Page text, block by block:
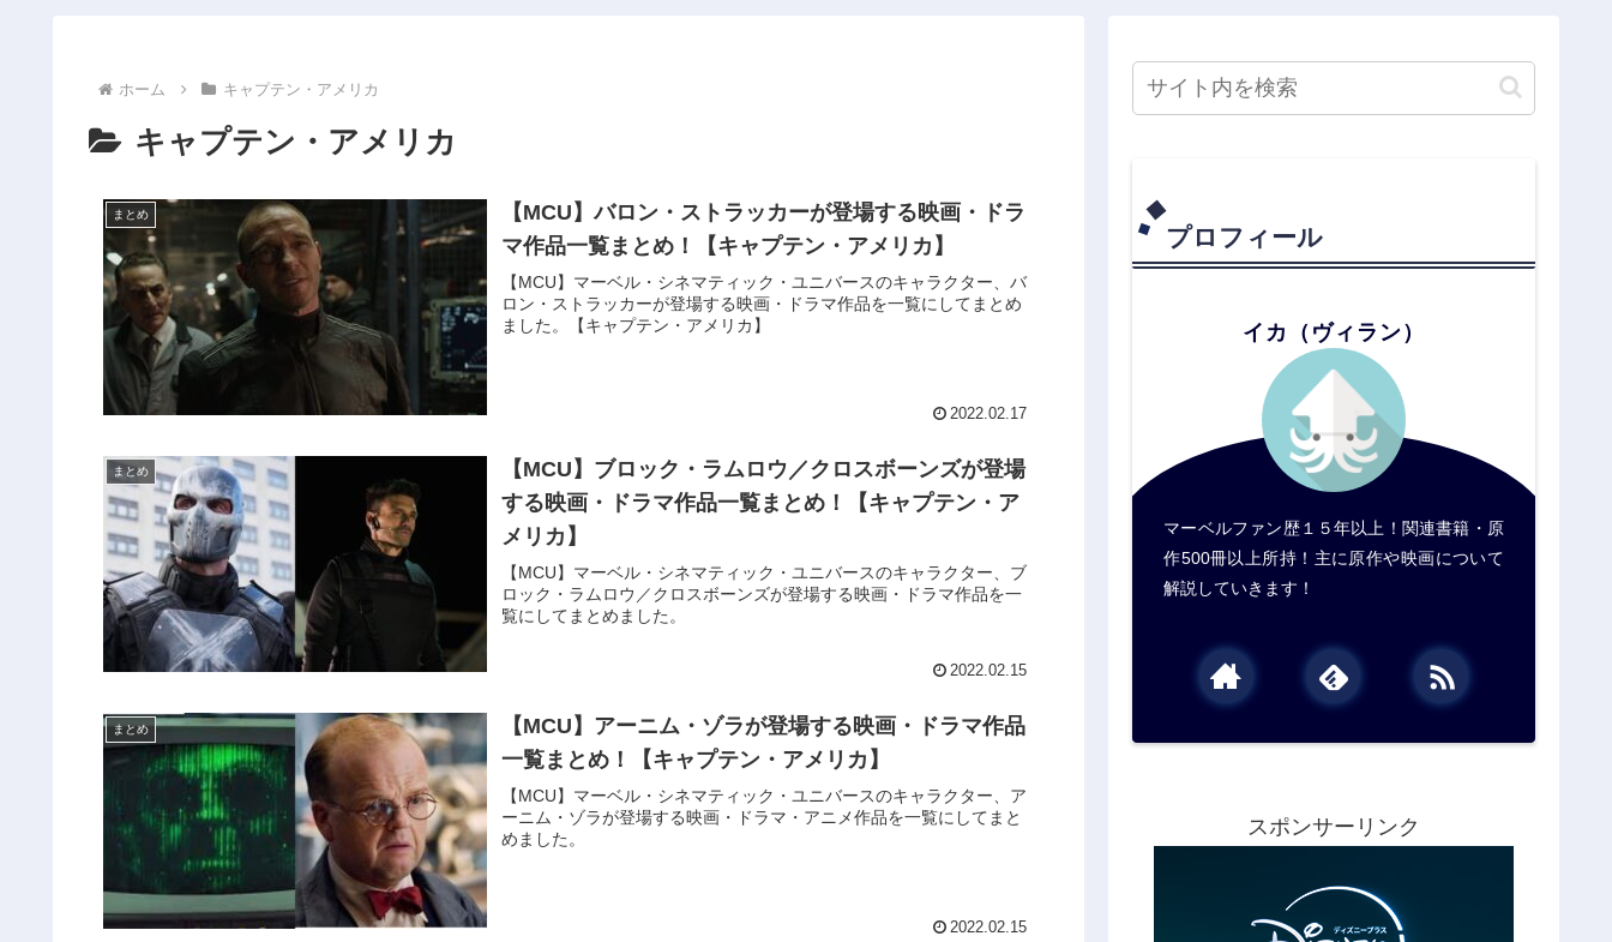
ホーム キャプテン・アメリカ
キャプテン・アメリカ
まとめ
【MCU】バロン・ストラッカーが登場する映画・ドラ
マ作品一覧まとめ！【キャプテン・アメリカ】
【MCU】マーベル・シネマティック・ユニバースのキャラクター、バ
ロン・ストラッカーが登場する映画・ドラマ作品を一覧にしてまとめ
ました。【キャプテン・アメリカ】
2022.02.17
まとめ
【MCU】ブロック・ラムロウ／クロスボーンズが登場
する映画・ドラマ作品一覧まとめ！【キャプテン・ア
メリカ】
【MCU】マーベル・シネマティック・ユニバースのキャラクター、ブ
ロック・ラムロウ／クロスボーンズが登場する映画・ドラマ作品を一
覧にしてまとめました。
2022.02.15
まとめ
【MCU】アーニム・ゾラが登場する映画・ドラマ作品
一覧まとめ！【キャプテン・アメリカ】
【MCU】マーベル・シネマティック・ユニバースのキャラクター、ア
ーニム・ゾラが登場する映画・ドラマ・アニメ作品を一覧にしてまと
めました。
2022.02.15
プロフィール
イカ（ヴィラン）
マーベルファン歴１５年以上！関連書籍・原
作500冊以上所持！主に原作や映画について
解説していきます！
スポンサーリンク